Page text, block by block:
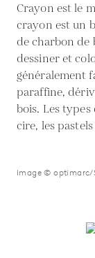
Crayon est le
crayon est un
de charbon de
dessiner et
généralement
paraffine,
bois. Les
cire, les
Image © optimarc/